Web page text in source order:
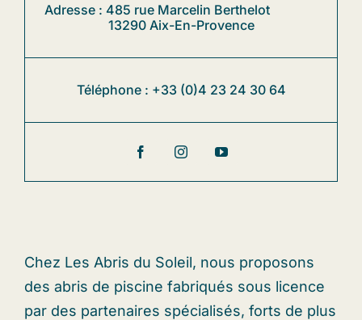
Adresse : 485 rue Marcelin Berthelot
13290 Aix-En-Provence
Téléphone : +33 (0)4 23 24 30 64
Chez Les Abris du Soleil, nous proposons
des abris de piscine fabriqués sous licence
par des partenaires spécialisés, forts de plus